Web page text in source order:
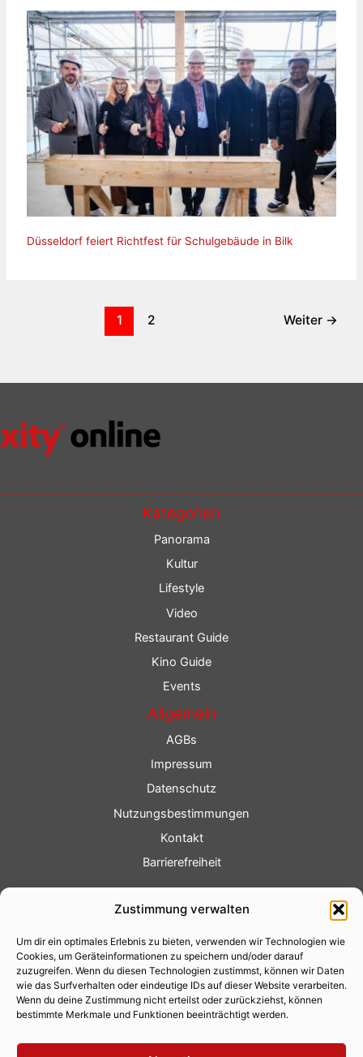
Zustimmung verwalten
Um dir ein optimales Erlebnis zu bieten, verwenden wir Technologien wie
Cookies, um Geräteinformationen zu speichern und/oder darauf
zuzugreifen. Wenn du diesen Technologien zustimmst, können wir Daten
wie das Surfverhalten oder eindeutige IDs auf dieser Website verarbeiten.
Wenn du deine Zustimmung nicht erteilst oder zurückziehst, können
bestimmte Merkmale und Funktionen beeinträchtigt werden.
Düsseldorf feiert Richtfest für Schulgebäude in Bilk
1 2 Weiter →
Kategorien
Panorama
Kultur
Lifestyle
Video
Restaurant Guide
Kino Guide
Events
Allgemein
AGBs
Impressum
Datenschutz
Nutzungsbestimmungen
Kontakt
Barrierefreiheit
Fotoservice
Videoservice
Werbung
Contenterstellung
Lokalnachrichten
Lokalfernsehen